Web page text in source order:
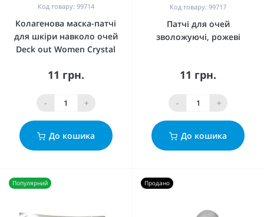
Код товару: 99714
Колагенова маска-патчі
для шкіри навколо очей
Deck out Women Crystal
11 грн.
- +
До кошика
Код товару: 99717
Патчі для очей
зволожуючі, рожеві
11 грн.
- +
До кошика
Популярний Продано